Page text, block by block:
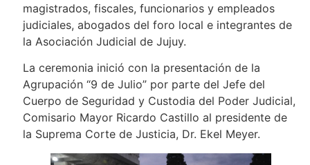
magistrados, fiscales, funcionarios y empleados
judiciales, abogados del foro local e integrantes de
la Asociación Judicial de Jujuy.
La ceremonia inició con la presentación de la
Agrupación “9 de Julio” por parte del Jefe del
Cuerpo de Seguridad y Custodia del Poder Judicial,
Comisario Mayor Ricardo Castillo al presidente de
la Suprema Corte de Justicia, Dr. Ekel Meyer.